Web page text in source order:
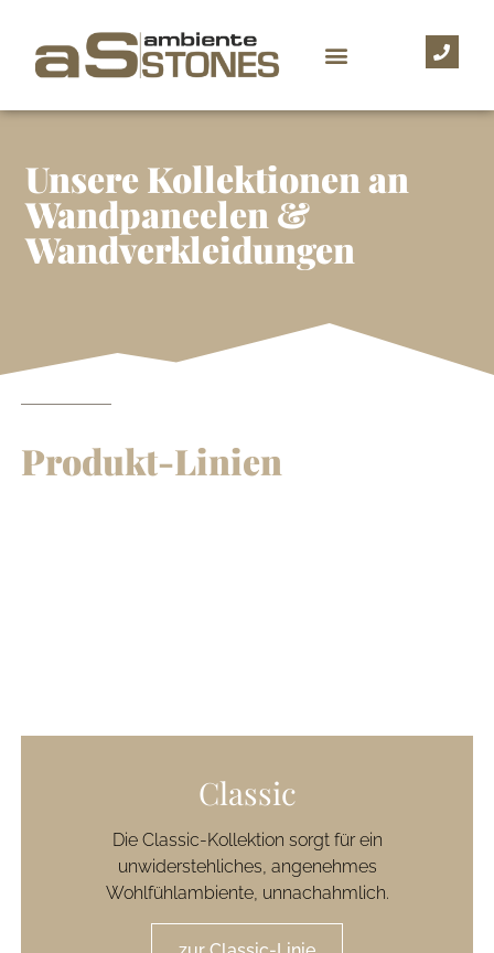
Unsere Kollektionen an
Wandpaneelen &
Wandverkleidungen
Produkt-Linien
Classic
Die Classic-Kollektion sorgt für ein
unwiderstehliches, angenehmes
Wohlfühlambiente, unnachahmlich.